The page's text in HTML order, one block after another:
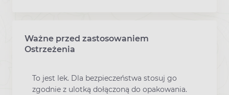
Ważne przed zastosowaniem
Ostrzeżenia
To jest lek. Dla bezpieczeństwa stosuj go
zgodnie z ulotką dołączoną do opakowania.